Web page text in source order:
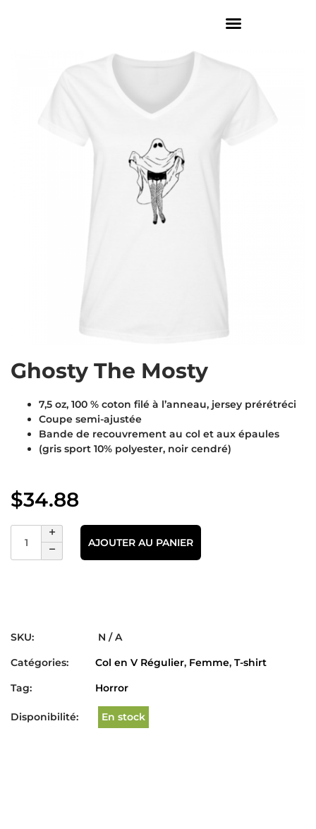
Ghosty The Mosty
7,5 oz, 100 % coton filé à l’anneau, jersey prérétréci
Coupe semi-ajustée
Bande de recouvrement au col et aux épaules
(gris sport 10% polyester, noir cendré)
$34.88
AJOUTER AU PANIER
SKU:
N / A
Catégories:
Col en V Régulier, Femme, T-shirt
Tag:
Horror
Disponibilité: En stock